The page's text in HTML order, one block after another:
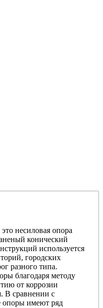
несиловая опора
конический
используется
городских
разного типа.
благодаря методу
от коррозии
В сравнении с
опоры имеют ряд